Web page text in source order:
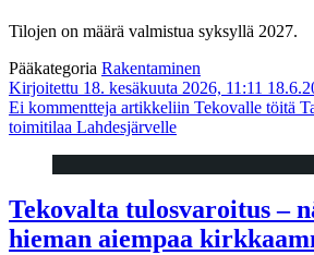
Tilojen on määrä valmistua syksyllä 2027.
Pääkategoria Rakentaminen
Kirjoitettu 18. kesäkuuta 2026, 11:11
Ei kommentteja artikkeliin Tekovalle töitä
toimitilaa Lahdesjärvelle
Tekovalta tulosvaroitus –
hieman aiempaa